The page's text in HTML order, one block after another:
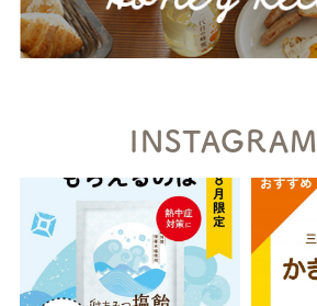
INSTAGRAM